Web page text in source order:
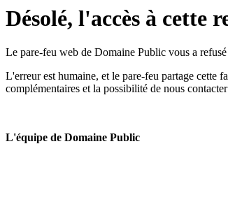
Désolé, l'accès à cette
Le pare-feu web de Domaine Public vous a
L'erreur est humaine, et le pare-feu partage cette
complémentaires et la possibilité de nous
L'équipe de Domaine Public